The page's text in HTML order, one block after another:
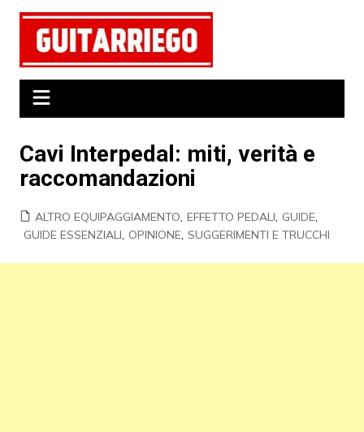
Salta
contenuto
Cavi Interpedal: miti, verità e
raccomandazioni
ALTRO EQUIPAGGIAMENTO, EFFETTO PEDALI, GUIDE,
GUIDE ESSENZIALI, OPINIONE, SUGGERIMENTI E TRUCCHI